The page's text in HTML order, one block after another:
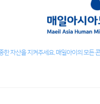
한 자산을 지켜주세요. 매일아이의 모든